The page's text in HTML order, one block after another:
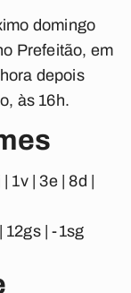
domingo
Prefeitão, em
depois
às 16h.
| 3e | 8d |
12gs | -1sg